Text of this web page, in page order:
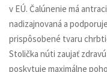
v EÚ. Čalúnenie má
nadizajnovaná a
prispôsobené tvaru
Stolička núti zaujať
poskytuje maximálne